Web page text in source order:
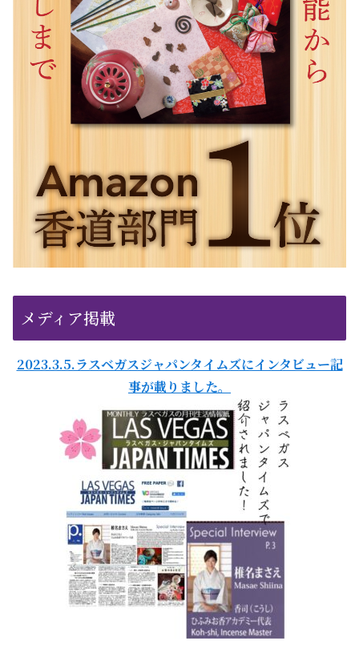
メディア掲載
2023.3.5.ラスベガスジャパンタイムズにインタビュー記
事が載りました。